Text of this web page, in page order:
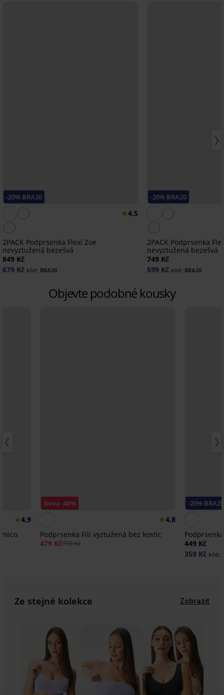
-20% BRA20
4,5
2PACK Podprsenka Flexi Zoe
nevyztužená bezešvá
849 Kč
679 Kč kód: BRA20
-20% BRA20
2PACK Podprsenka
nevyztužená bezešvá
749 Kč
599 Kč kód: BRA20
Objevte podobné kousky
4,9
Sleva -40%
4,8
Podprsenka Fili vyztužená bez kostic
479 Kč799 Kč
-20% BRA20
449 Kč
359 Kč kód:
Ze stejné kolekce Zobrazit